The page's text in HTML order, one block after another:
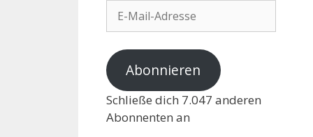
Abonnieren
Schließe dich 7.047 anderen
Abonnenten an